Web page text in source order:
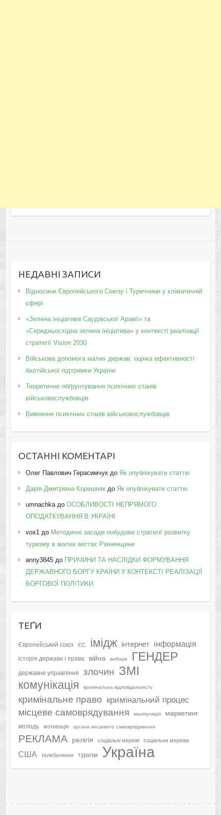
НЕДАВНІ ЗАПИСИ
Відносини Європейського Союзу і Туреччини у кліматичній
сфері
«Зелена ініціатива Саудівської Аравії» та
«Середньосхідна зелена ініціатива» у контексті реалізації
стратегії Vision 2030
Військова допомога малих держав: оцінка ефективності
балтійської підтримки України
Теоретичне обґрунтування психічних станів
військовослужбовців
Вивчення психічних станів військовослужбовців
ОСТАННІ КОМЕНТАРІ
Олег Павлович Герасимчукдо Як опублікувати статтю
Дарія Дмитрівна Корешнякдо Як опублікувати статтю
umnachkaдо ОСОБЛИВОСТІ НЕПРЯМОГО
ОПОДАТКУВАННЯ В УКРАЇНІ
vox1до Методичні засади побудови стратегії розвитку
туризму в малих містах Рівненщини
anny3845до ПРИЧИНИ ТА НАСЛІДКИ ФОРМУВАННЯ
ДЕРЖАВНОГО БОРГУ КРАЇНИ У КОНТЕКСТІ РЕАЛІЗАЦІЇ
БОРГОВОЇ ПОЛІТИКИ
ТЕҐИ
Європейський союз ЄС імідж інтернет інформація
історія держави і права війна вибори ГЕНДЕР
державне управління злочин ЗМІ
комунікація кримінальна відповідальність
кримінальне право кримінальний процес
місцеве самоврядування маніпуляція маркетинг
молодь мотивація органи місцевого самоврядування
РЕКЛАМА релігія соціальні мережі соціальна мережа
США телебачення туризм Україна